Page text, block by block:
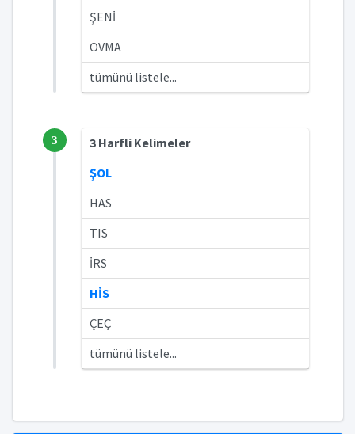
ŞENİ
OVMA
tümünü listele...
3
3 Harfli Kelimeler
ŞOL
HAS
TIS
İRS
HİS
ÇEÇ
tümünü listele...